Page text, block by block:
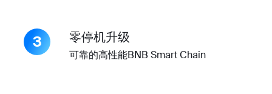
3 零停机升级
可靠的高性能BNB Smart Chain